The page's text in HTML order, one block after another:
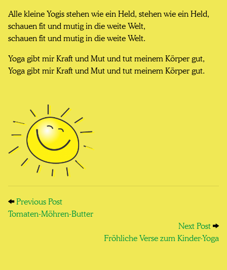
Alle kleine Yogis stehen wie ein Held, stehen wie ein Held,
schauen fit und mutig in die weite Welt,
schauen fit und mutig in die weite Welt.
Yoga gibt mir Kraft und Mut und tut meinem Körper gut,
Yoga gibt mir Kraft und Mut und tut meinem Körper gut.
Post navigation
Previous PostPrevious Post: Tomaten-Möhren-Butter
Tomaten-Möhren-Butter
Next Post
Fröhliche Verse zum Kinder-Yoga